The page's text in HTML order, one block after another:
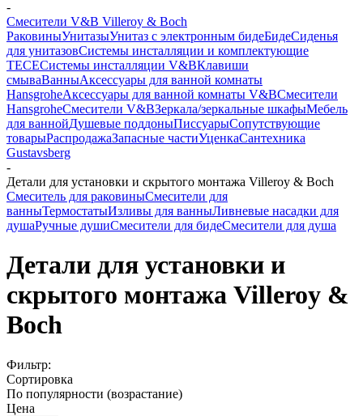
-
Смесители V&B Villeroy & Boch
РаковиныУнитазыУнитаз с электронным бидеБидеСиденья
для унитазовСистемы инсталляции и комплектующие
TECEСистемы инсталляции V&BКлавиши
смываВанныАксессуары для ванной комнаты
HansgroheАксессуары для ванной комнаты V&BСмесители
HansgroheСмесители V&BЗеркала/зеркальные шкафыМебель
для ваннойДушевые поддоныПиссуарыСопутствующие
товарыРаспродажаЗапасные частиУценкаСантехника
Gustavsberg
-
Детали для установки и скрытого монтажа Villeroy & Boch
Смеситель для раковиныСмесители для
ванныТермостатыИзливы для ванныЛивневые насадки для
душаРучные душиСмесители для бидеСмесители для душа
Детали для установки и
скрытого монтажа Villeroy &
Boch
Фильтр:
Сортировка
По популярности (возрастание)
Цена